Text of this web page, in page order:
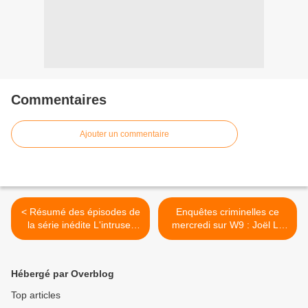
Commentaires
Ajouter un commentaire
< Résumé des épisodes de
la série inédite L'intruse,
diffusée sur France 2, avec
Enquêtes criminelles ce
mercredi sur W9 : Joël Le
Scouarnec, un monstre en
Hébergé par Overblog
Top articles